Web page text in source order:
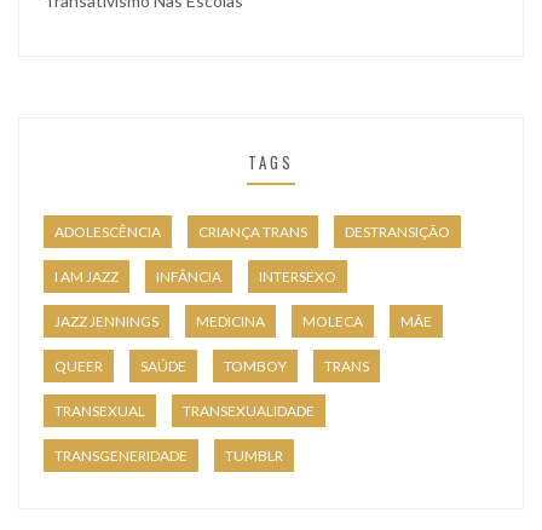
TAGS
ADOLESCÊNCIA CRIANÇA TRANS DESTRANSIÇÃO
I AM JAZZ INFÂNCIA INTERSEXO
JAZZ JENNINGS MEDICINA MOLECA MÃE
QUEER SAÚDE TOMBOY TRANS
TRANSEXUAL TRANSEXUALIDADE
TRANSGENERIDADE TUMBLR